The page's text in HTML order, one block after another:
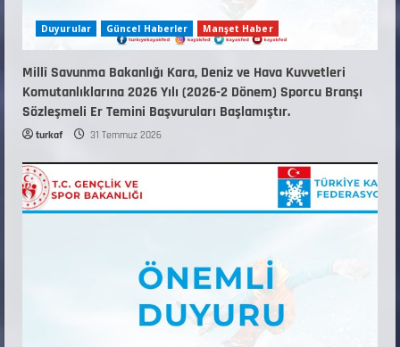
Duyurular Güncel Haberler Manşet Haber
Millî Savunma Bakanlığı Kara, Deniz ve Hava Kuvvetleri
Komutanlıklarına 2026 Yılı (2026-2 Dönem) Sporcu Branşı
Sözleşmeli Er Temini Başvuruları Başlamıştır.
turkaf 31 Temmuz 2026